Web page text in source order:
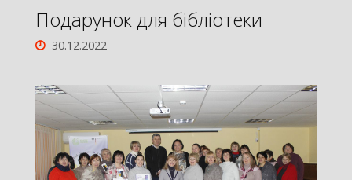
Подарунок для бібліотеки
30.12.2022